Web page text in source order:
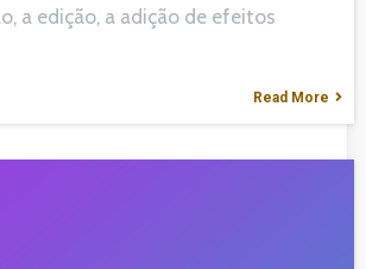
a edição, a adição de efeitos
Read More